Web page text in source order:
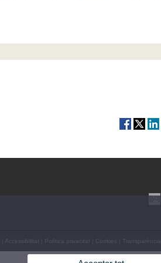
Accessibilitat Política privacitat Cookies Transparència